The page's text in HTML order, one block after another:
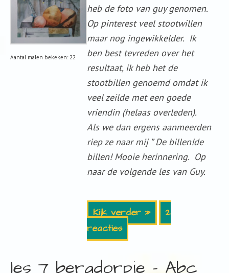
Aantal malen bekeken: 22
heb de foto van guy genomen.
Op pinterest veel stootwillen
maar nog ingewikkelder. Ik
ben best tevreden over het
resultaat, ik heb het de
stootbillen genoemd omdat ik
veel zeilde met een goede
vriendin (helaas overleden).
Als we dan ergens aanmeerden
riep ze naar mij ” De billen!de
billen! Mooie herinnering. Op
naar de volgende les van Guy.
Kijk verder »
2
reacties
les 7 bergdorpje – Abc